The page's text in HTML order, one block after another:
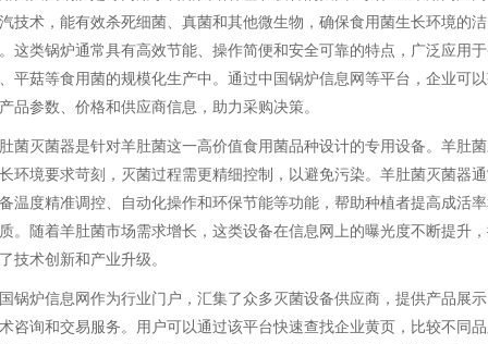
技术，能有效杀死细菌、真菌和其他微生物，确保食用菌生长环境的洁
这类锅炉通常具有高效节能、操作简便和安全可靠的特点，广泛应用
平菇等食用菌的规模化生产中。通过中国锅炉信息网等平台，企业可
品参数、价格和供应商信息，助力采购决策。
菌灭菌器是针对羊肚菌这一高价值食用菌品种设计的专用设备。羊肚
环境要求苛刻，灭菌过程需更精细控制，以避免污染。羊肚菌灭菌器
温度精准调控、自动化操作和环保节能等功能，帮助种植者提高成活
。随着羊肚菌市场需求增长，这类设备在信息网上的曝光度不断提升
技术创新和产业升级。
锅炉信息网作为行业门户，汇集了众多灭菌设备供应商，提供产品展
咨询和交易服务。用户可以通过该平台快速查找企业黄页，比较不同